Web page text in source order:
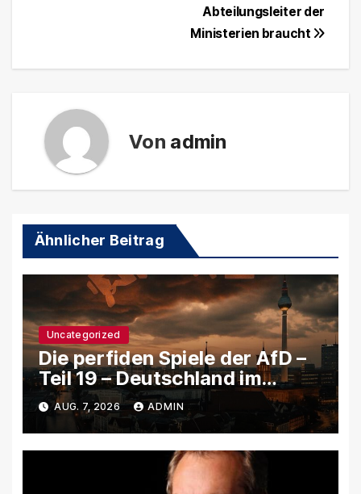
Abteilungsleiter der
Ministerien braucht
Von admin
Ähnlicher Beitrag
Uncategorized
Die perfiden Spiele der AfD –
Teil 19 – Deutschland im
Informationskrieg: Wie die
AfD jede Krise benutzt, um
das System zu schwächen
AUG. 7, 2026 ADMIN